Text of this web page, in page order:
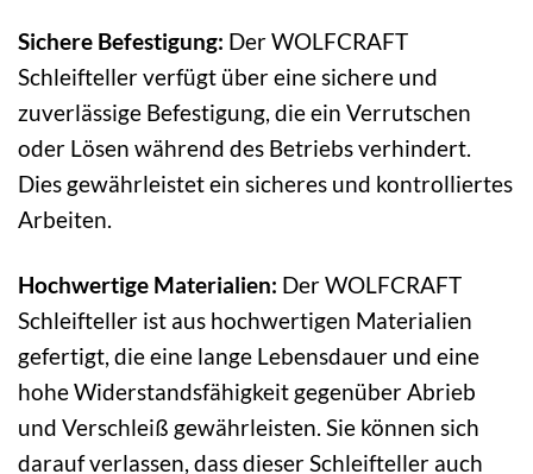
Sichere Befestigung: Der WOLFCRAFT
Schleifteller verfügt über eine sichere und
zuverlässige Befestigung, die ein Verrutschen
oder Lösen während des Betriebs verhindert.
Dies gewährleistet ein sicheres und kontrolliertes
Arbeiten.
Hochwertige Materialien: Der WOLFCRAFT
Schleifteller ist aus hochwertigen Materialien
gefertigt, die eine lange Lebensdauer und eine
hohe Widerstandsfähigkeit gegenüber Abrieb
und Verschleiß gewährleisten. Sie können sich
darauf verlassen, dass dieser Schleifteller auch